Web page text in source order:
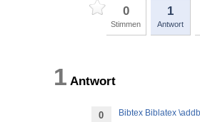
0
Stimmen
1
Antwort
1 Antwort
0 Bibtex Biblatex